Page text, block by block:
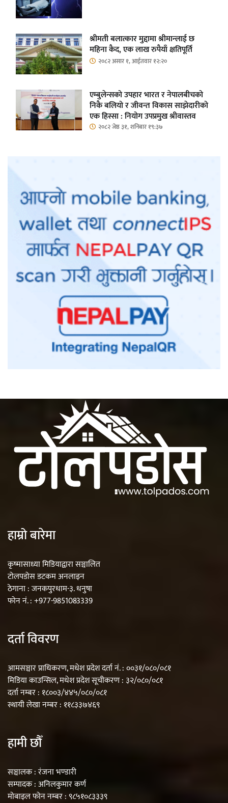
श्रीमती बलात्कार मुद्दामा श्रीमान्लाई छ
महिना कैद, एक लाख रुपैयाँ क्षतिपूर्ति
२०८२ असार १, आईतवार १२:२०
एम्बुलेन्सको उपहार भारत र नेपालबीचको
निकै बलियो र जीवन्त विकास साझेदारीको
एक हिस्सा : नियोग उपप्रमुख श्रीवास्तव
२०८२ जेष्ठ ३१, शनिबार १९:३७
हाम्रो बारेमा
कृष्मासाध्या मिडियाद्वारा सञ्चालित
टोलपडोस डटकम अनलाइन
ठेगाना : जनकपुरधाम-३. धनुषा
फोन नं. : +977-9851083339
दर्ता विवरण
आमसञ्चार प्राधिकरण, मधेश प्रदेश दर्ता नं. : ००३१/०८०/०८१
मिडिया काउन्सिल, मधेश प्रदेश सूचीकरण : ३२/०८०/०८१
दर्ता नम्बर : १८००३/४४५/०८०/०८१
स्थायी लेखा नम्बर : ११८३३७४६९
हामी छौँ
सञ्चालक : रंजना भण्डारी
सम्पादक : अनिलकुमार कर्ण
मोबाइल फोन नम्बर : ९८५१०८३३३९